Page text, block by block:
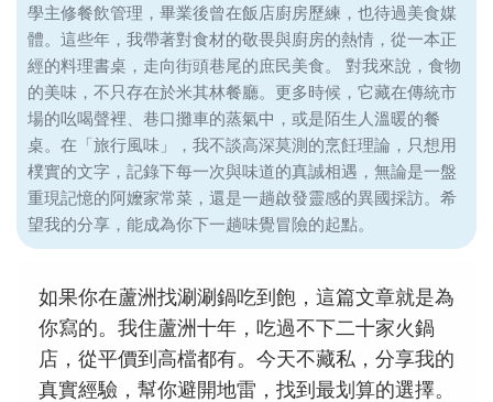
學主修餐飲管理，畢業後曾在飯店廚房歷練，也待過美食媒
體。這些年，我帶著對食材的敬畏與廚房的熱情，從一本正
經的料理書桌，走向街頭巷尾的庶民美食。 對我來說，食物
的美味，不只存在於米其林餐廳。更多時候，它藏在傳統市
場的吆喝聲裡、巷口攤車的蒸氣中，或是陌生人溫暖的餐
桌。在「旅行風味」，我不談高深莫測的烹飪理論，只想用
樸實的文字，記錄下每一次與味道的真誠相遇，無論是一盤
重現記憶的阿嬤家常菜，還是一趟啟發靈感的異國採訪。希
望我的分享，能成為你下一趟味覺冒險的起點。
如果你在蘆洲找涮涮鍋吃到飽，這篇文章就是為
你寫的。我住蘆洲十年，吃過不下二十家火鍋
店，從平價到高檔都有。今天不藏私，分享我的
真實經驗，幫你避開地雷，找到最划算的選擇。